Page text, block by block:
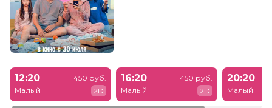
12:20
Малый
450 руб.
2D
16:20
Малый
450 руб.
2D
20:20
Малый